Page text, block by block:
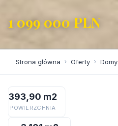
1 099 000 PLN
Strona główna › Oferty › Domy
393,90 m2
POWIERZCHNIA